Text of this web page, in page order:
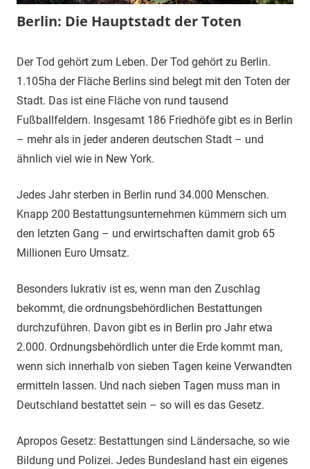
Berlin: Die Hauptstadt der Toten
5.
Dezember
2018
terminal-
y
Urbi
et
orbi
Der Tod gehört zum Leben. Der Tod gehört zu Berlin.
1.105ha der Fläche Berlins sind belegt mit den Toten der
Stadt. Das ist eine Fläche von rund tausend
Fußballfeldern. Insgesamt 186 Friedhöfe gibt es in Berlin
– mehr als in jeder anderen deutschen Stadt – und
ähnlich viel wie in New York.
Jedes Jahr sterben in Berlin rund 34.000 Menschen.
Knapp 200 Bestattungsunternehmen kümmern sich um
den letzten Gang – und erwirtschaften damit grob 65
Millionen Euro Umsatz.
Besonders lukrativ ist es, wenn man den Zuschlag
bekommt, die ordnungsbehördlichen Bestattungen
durchzuführen. Davon gibt es in Berlin pro Jahr etwa
2.000. Ordnungsbehördlich unter die Erde kommt man,
wenn sich innerhalb von sieben Tagen keine Verwandten
ermitteln lassen. Und nach sieben Tagen muss man in
Deutschland bestattet sein – so will es das Gesetz.
Apropos Gesetz: Bestattungen sind Ländersache, so wie
Bildung und Polizei. Jedes Bundesland hast ein eigenes